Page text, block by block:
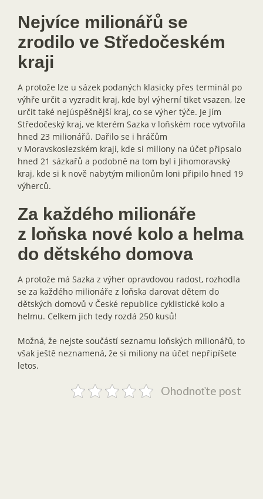
Nejvíce milionářů se
zrodilo ve Středočeském
kraji
A protože lze u sázek podaných klasicky přes terminál po
výhře určit a vyzradit kraj, kde byl výherní tiket vsazen, lze
určit také nejúspěšnější kraj, co se výher týče. Je jím
Středočeský kraj, ve kterém Sazka v loňském roce vytvořila
hned 23 milionářů. Dařilo se i hráčům
v Moravskoslezském kraji, kde si miliony na účet připsalo
hned 21 sázkařů a podobně na tom byl i Jihomoravský
kraj, kde si k nově nabytým milionům loni připilo hned 19
výherců.
Za každého milionáře
z loňska nové kolo a helma
do dětského domova
A protože má Sazka z výher opravdovou radost, rozhodla
se za každého milionáře z loňska darovat dětem do
dětských domovů v České republice cyklistické kolo a
helmu. Celkem jich tedy rozdá 250 kusů!
Možná, že nejste součástí seznamu loňských milionářů, to
však ještě neznamená, že si miliony na účet nepřipíšete
letos.
Ohodnoťte post